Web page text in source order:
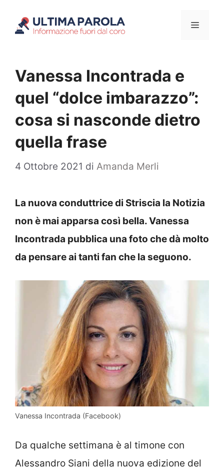
Menu
Vanessa Incontrada e
quel “dolce imbarazzo”:
cosa si nasconde dietro
quella frase
4 Ottobre 2021 di Amanda Merli
La nuova conduttrice di Striscia la Notizia
non è mai apparsa così bella. Vanessa
Incontrada pubblica una foto che dà molto
da pensare ai tanti fan che la seguono.
Vanessa Incontrada (Facebook)
Da qualche settimana è al timone con
Alessandro Siani della nuova edizione del